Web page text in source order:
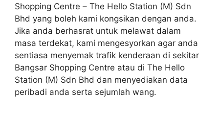
Shopping Centre – The Hello Station (M) Sdn
Bhd yang boleh kami kongsikan dengan anda.
Jika anda berhasrat untuk melawat dalam
masa terdekat, kami mengesyorkan agar anda
sentiasa menyemak trafik kenderaan di sekitar
Bangsar Shopping Centre atau di The Hello
Station (M) Sdn Bhd dan menyediakan data
peribadi anda serta sejumlah wang.